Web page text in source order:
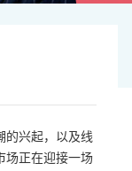
的兴起，以及线
场正在迎接一场